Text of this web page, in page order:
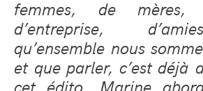
femmes, de mères,
d’entreprise,
qu’ensemble nous
et que parler, c’est déjà
cet édito, Marine